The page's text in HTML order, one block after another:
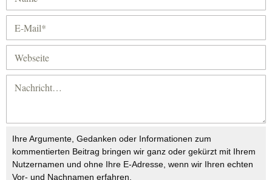
Ihre Argumente, Gedanken oder Informationen zum
kommentierten Beitrag bringen wir ganz oder gekürzt mit Ihrem
Nutzernamen und ohne Ihre E-Adresse, wenn wir Ihren echten
Vor- und Nachnamen erfahren.